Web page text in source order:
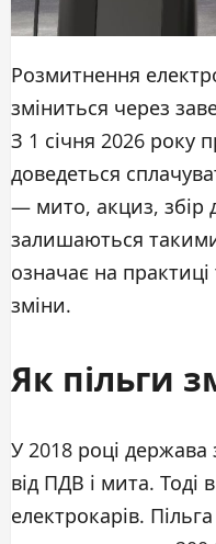
Розмитнення
зміниться через
З 1 січня 2026 року
доведеться
— мито, акциз, збір
залишаються
означає на
зміни.
Як пільги
У 2018 році держава
від ПДВ і мита. Тоді
електрокарів.